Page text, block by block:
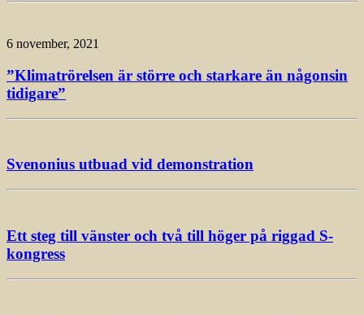
6 november, 2021
”Klimatrörelsen är större och starkare än någonsin
tidigare”
Svenonius utbuad vid demonstration
Ett steg till vänster och två till höger på riggad S-
kongress